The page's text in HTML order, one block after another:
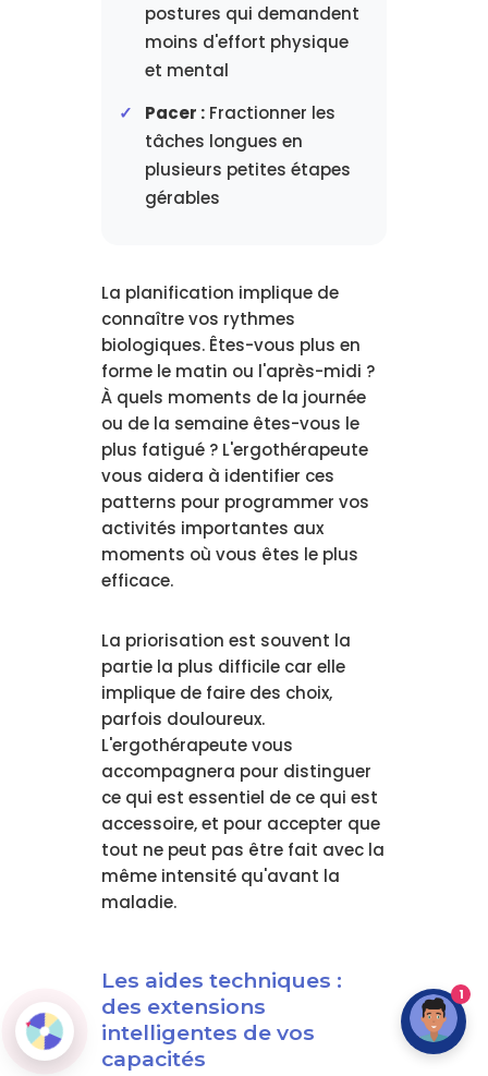
postures qui demandent
moins d'effort physique
et mental
Pacer :Fractionner les
tâches longues en
plusieurs petites étapes
gérables
La planification implique de
connaître vos rythmes
biologiques. Êtes-vous plus en
forme le matin ou l'après-midi ?
À quels moments de la journée
ou de la semaine êtes-vous le
plus fatigué ? L'ergothérapeute
vous aidera à identifier ces
patterns pour programmer vos
activités importantes aux
moments où vous êtes le plus
efficace.
La priorisation est souvent la
partie la plus difficile car elle
implique de faire des choix,
parfois douloureux.
L'ergothérapeute vous
accompagnera pour distinguer
ce qui est essentiel de ce qui est
accessoire, et pour accepter que
tout ne peut pas être fait avec la
même intensité qu'avant la
maladie.
Les aides techniques :
des extensions
intelligentes de vos
capacités
1